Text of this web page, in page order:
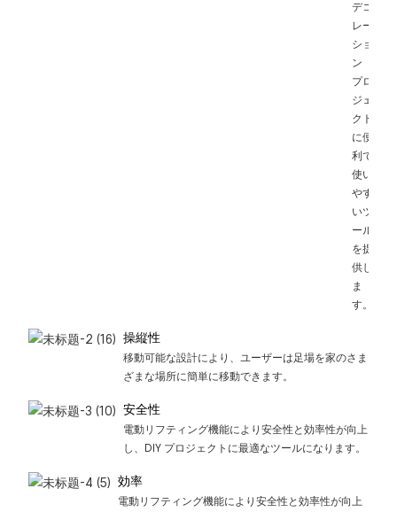
デコ
レー
ショ
ン
プロ
ジェ
クト
に便
利で
使い
やす
いツ
ール
を提
供し
ま
す。
操縦性
移動可能な設計により、ユーザーは足場を家のさま
ざまな場所に簡単に移動できます。
安全性
電動リフティング機能により安全性と効率性が向上
し、DIY プロジェクトに最適なツールになります。
効率
電動リフティング機能により安全性と効率性が向上